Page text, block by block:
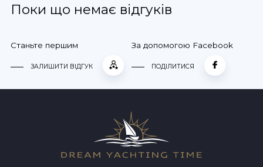
Поки що немає відгуків
Станьте першим
ЗАЛИШИТИ ВІДГУК
За допомогою Facebook
ПОДІЛИТИСЯ